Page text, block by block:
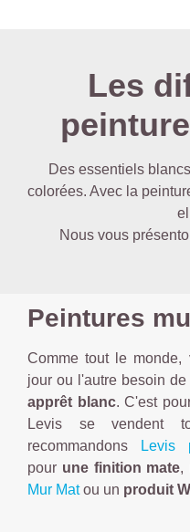
Les
Des essentiels
colorées. Avec la
Nous vous
Peintures
Comme tout le monde,
jour ou l'autre besoin de
apprêt blanc. C'est
Levis se vendent
recommandons
Levis
pour une finition mate,
Mur Matou un produit